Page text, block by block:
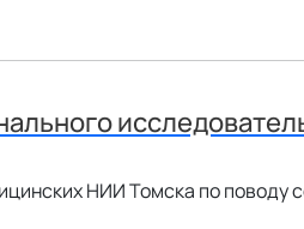
НИИ Томска по поводу